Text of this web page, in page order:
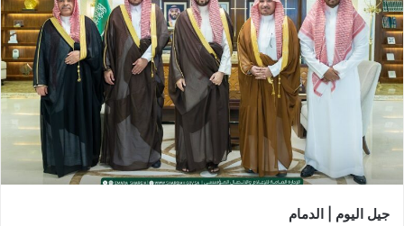
جيل اليوم | الدمام